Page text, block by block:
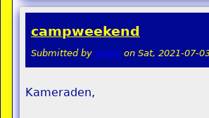
campweekend
Submitted by teddy on Sat, 2021-07-
Kameraden,